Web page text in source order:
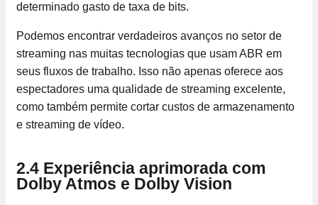
determinado gasto de taxa de bits.
Podemos encontrar verdadeiros avanços no setor de
streaming nas muitas tecnologias que usam ABR em
seus fluxos de trabalho. Isso não apenas oferece aos
espectadores uma qualidade de streaming excelente,
como também permite cortar custos de armazenamento
e streaming de vídeo.
2.4 Experiência aprimorada com
Dolby Atmos e Dolby Vision